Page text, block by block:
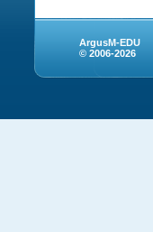
ArgusM-EDU
© 2006-2026